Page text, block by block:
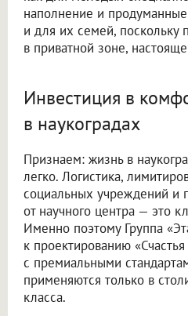
наполнение и
и для их семей, поскольку
в приватной зоне,
Инвестиция в
в наукоградах
Признаем: жизнь в
легко. Логистика,
социальных учреждений и
от научного центра — это
Именно поэтому Группа
к проектированию
с премиальными
применяются только в
класса.